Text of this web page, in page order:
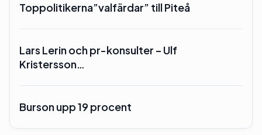
Toppolitikerna”valfärdar” till Piteå
Lars Lerin och pr-konsulter – Ulf
Kristersson…
Burson upp 19 procent